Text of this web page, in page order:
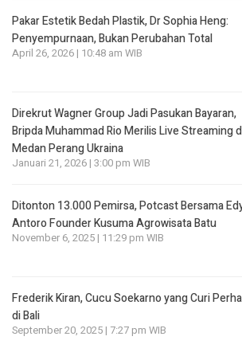
Pakar Estetik Bedah Plastik, Dr Sophia Heng:
Penyempurnaan, Bukan Perubahan Total
April 26, 2026 | 10:48 am WIB
Direkrut Wagner Group Jadi Pasukan Bayaran,
Bripda Muhammad Rio Merilis Live Streaming
Medan Perang Ukraina
Januari 21, 2026 | 3:00 pm WIB
Ditonton 13.000 Pemirsa, Potcast Bersama
Antoro Founder Kusuma Agrowisata Batu
November 6, 2025 | 11:29 pm WIB
Frederik Kiran, Cucu Soekarno yang Curi
di Bali
September 20, 2025 | 7:27 pm WIB